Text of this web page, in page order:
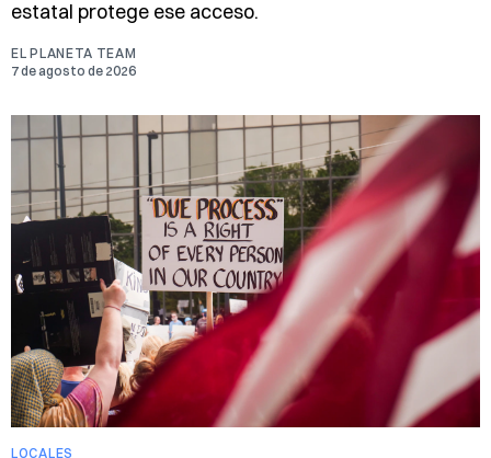
estatal protege ese acceso.
EL PLANETA TEAM
7 de agosto de 2026
LOCALES